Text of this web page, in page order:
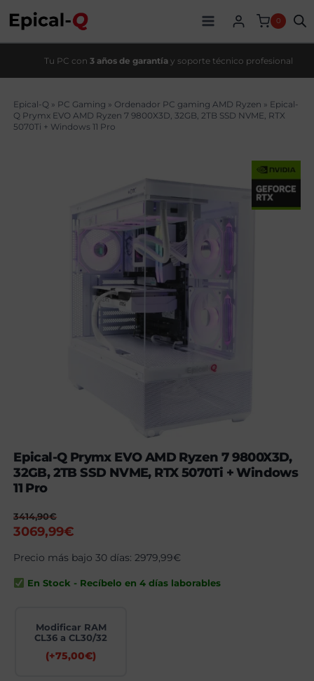
contenido
0
Tu PC con 3 años de garantía y soporte técnico profesional
Epical-Q » PC Gaming » Ordenador PC gaming AMD Ryzen » Epical-
Q Prymx EVO AMD Ryzen 7 9800X3D, 32GB, 2TB SSD NVME, RTX
5070Ti + Windows 11 Pro
Epical-Q Prymx EVO AMD Ryzen 7 9800X3D,
32GB, 2TB SSD NVME, RTX 5070Ti + Windows
11 Pro
3414,90€
El
original
era:
3414,90€.
3069,99€
actual
es:
Precio más bajo 30 días:2979,99€
En Stock - Recíbelo en 4 días laborables
Modificar RAM
CL36 a CL30/32
(+75,00€)